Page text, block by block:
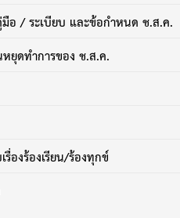
มือ / ระเบียบ และข้อกำหนด ช.ส.ค.
ยุดทำการของ ช.ส.ค.
รื่องร้องเรียน/ร้องทุกข์